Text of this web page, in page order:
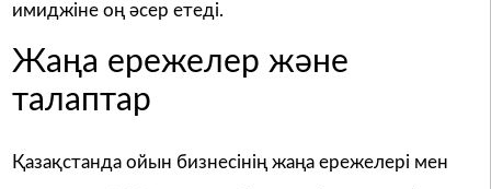
имиджіне оң әсер етеді.
Жаңа ережелер және
талаптар
Қазақстанда ойын бизнесінің жаңа ережелері мен